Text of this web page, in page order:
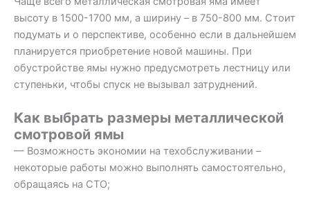
высоту в 1500-1700 мм, а ширину – в 750-800 мм. Стоит
подумать и о перспективе, особенно если в дальнейшем
планируется приобретение новой машины. При
обустройстве ямы нужно предусмотреть лестницу или
ступеньки, чтобы спуск не вызывал затруднений.
Как выбрать размеры металлической
смотровой ямы
— Возможность экономии на техобслуживании –
некоторые работы можно выполнять самостоятельно,
обращаясь на СТО;